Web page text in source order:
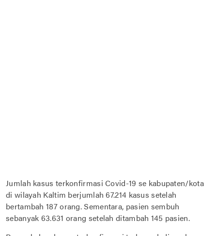
Jumlah kasus terkonfirmasi Covid-19 se kabupaten/kota
di wilayah Kaltim berjumlah 67.214 kasus setelah
bertambah 187 orang. Sementara, pasien sembuh
sebanyak 63.631 orang setelah ditambah 145 pasien.